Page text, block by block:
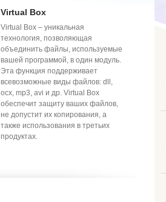
Virtual Box
Virtual Box – уникальная
технология, позволяющая
объединить файлы, используемые
вашей программой, в один модуль.
Эта функция поддерживает
всевозможные виды файлов: dll,
ocx, mp3, avi и др. Virtual Box
обеспечит защиту ваших файлов,
не допустит их копирования, а
также использования в третьих
продуктах.